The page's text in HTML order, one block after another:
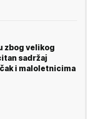
zbog velikog
sadržaj
i maloletnicima